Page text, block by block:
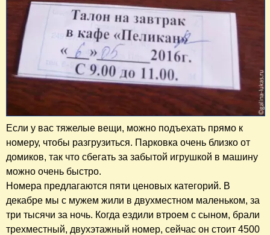
Если у вас тяжелые вещи, можно подъехать прямо к
номеру, чтобы разгрузиться. Парковка очень близко от
домиков, так что сбегать за забытой игрушкой в машину
можно очень быстро.
Номера предлагаются пяти ценовых категорий. В
декабре мы с мужем жили в двухместном маленьком, за
три тысячи за ночь. Когда ездили втроем с сыном, брали
трехместный, двухэтажный номер, сейчас он стоит 4500